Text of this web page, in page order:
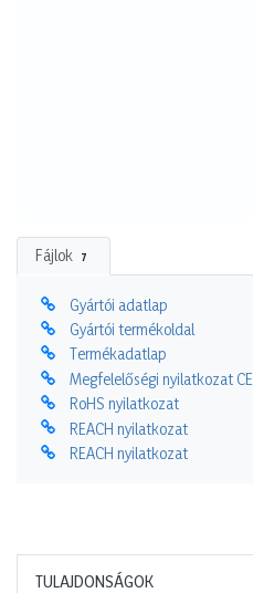
Fájlok 7
Gyártói adatlap
Gyártói termékoldal
Termékadatlap
Megfelelőségi nyilatkozat CE
RoHS nyilatkozat
REACH nyilatkozat
REACH nyilatkozat
TULAJDONSÁGOK